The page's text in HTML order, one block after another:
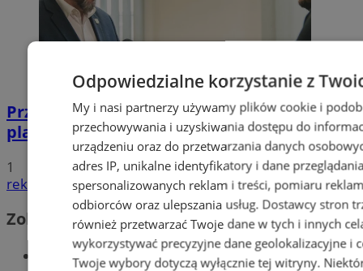
Przyszłość Wodzisławia Śląskiego:
planowane inwestycje na 2025 rok
1
reklama
Zobacz również
Wiadomości kryminalne w Wodzisławiu
Odpowiedzialne korzystanie z
My i nasi partnerzy używamy plików cookie i
przechowywania i uzyskiwania dostępu do
urządzeniu oraz do przetwarzania danych
adres IP, unikalne identyfikatory i dane
spersonalizowanych reklam i treści, pomiaru
odbiorców oraz ulepszania usług. Dostawcy stron
również przetwarzać Twoje dane w tych i innych
wykorzystywać precyzyjne dane geolokalizacyjne i
Twoje wybory dotyczą wyłącznie tej witryny.